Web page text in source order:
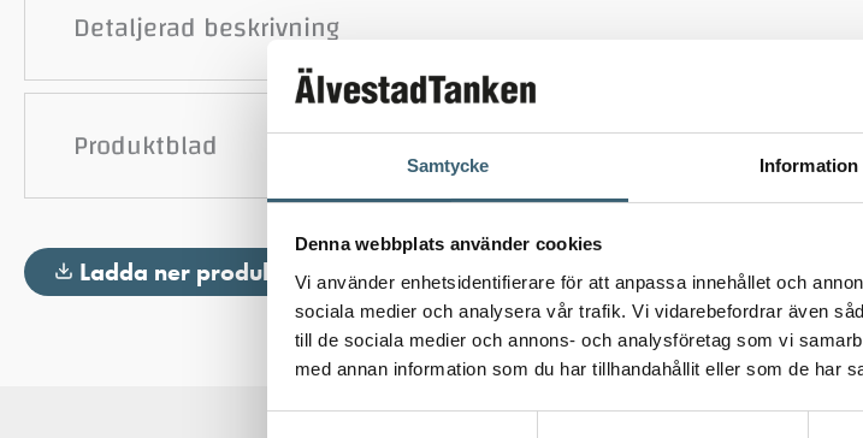
Samtycke Information
Denna webbplats använder cookies
Vi använder enhetsidentifierare för att anpassa innehållet och
sociala medier och analysera vår trafik. Vi vidarebefordrar även
till de sociala medier och annons- och analysföretag som vi
med annan information som du har tillhandahållit eller som de har
Detaljerad beskrivning
Produktblad
Ladda ner produktblad